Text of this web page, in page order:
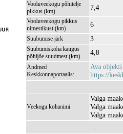
Vooluveekogu põhitelje
pikkus (km)
7,4
Vooluveekogu pikkus
nimestikust (km)
6
Suubumise järk 3
Suubumiskoha kaugus
põhijõe suudmest (km)
4,8
Andmed
Keskkonnaportaalis:
Ava objekti
https://
Veekogu kohanimi
Valga
Valga
Valga